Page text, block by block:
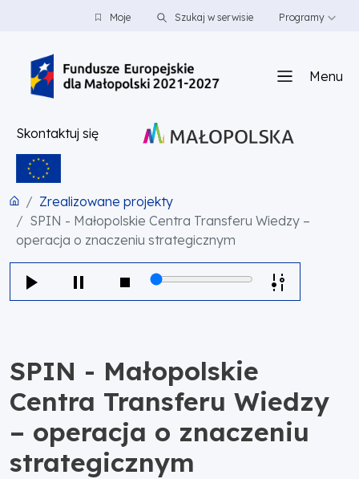
PRZEJDŹ DO TREŚCI
PRZEJDŹ DO MENUMoje Szukaj w serwisie Programy
Menu
Skontaktuj się
Zrealizowane projekty
SPIN - Małopolskie Centra Transferu Wiedzy –
operacja o znaczeniu strategicznym
SPIN - Małopolskie
Centra Transferu Wiedzy
– operacja o znaczeniu
strategicznym